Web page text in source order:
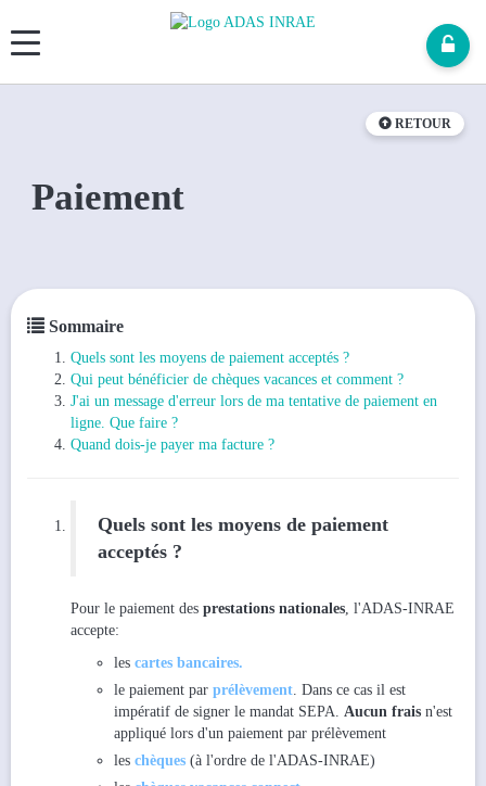
Paiement
RETOUR
Sommaire
Quels sont les moyens de paiement acceptés ?
Qui peut bénéficier de chèques vacances et comment ?
J'ai un message d'erreur lors de ma tentative de paiement en
ligne. Que faire ?
Quand dois-je payer ma facture ?
Quels sont les moyens de paiement
acceptés ?
Pour le paiement des prestations nationales, l'ADAS-INRAE
accepte:
les cartes bancaires.
le paiement par prélèvement. Dans ce cas il est
impératif de signer le mandat SEPA. Aucun frais n'est
appliqué lors d'un paiement par prélèvement
les chèques (à l'ordre de l'ADAS-INRAE)
Panneau de gestion des cookies